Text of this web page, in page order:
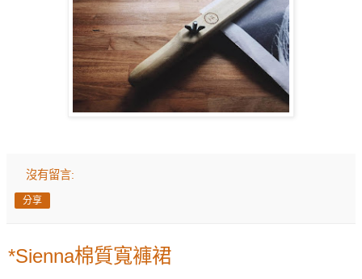
沒有留言:
分享
*Sienna棉質寬褲裙